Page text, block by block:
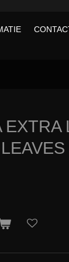
EXTRA